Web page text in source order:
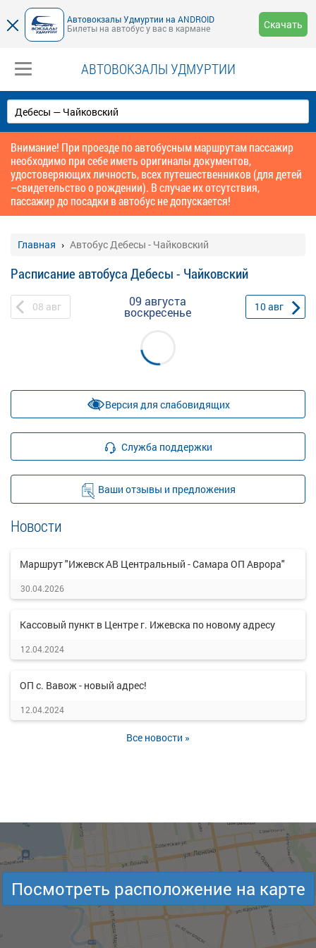
Автовокзалы Удмуртии на ANDROID
Билеты на автобус у вас в кармане
Скачать
АВТОВОКЗАЛЫ УДМУРТИИ
Внимание! При проезде по автобусным маршрутам пассажир
необходимо при себе иметь оригиналы документов,
удостоверяющих личность, всех путешественников (для детей
–свидетельство о рождении). В случае их отсутствия,
пассажир до посадки в автобус не допускается!
Главная Автобус Дебесы - Чайковский
Расписание автобуса Дебесы - Чайковский
08 авг 09 августа
воскресенье 10авг
Версия для слабовидящих
Служба поддержки
Ваши отзывы и предложения
Новости
Маршрут "Ижевск АВ Центральный - Самара ОП Аврора"
30.04.2026
Кассовый пункт в Центре г. Ижевска по новому адресу
12.04.2024
ОП с. Вавож - новый адрес!
12.04.2024
Все новости »
Посмотреть расположение на карте